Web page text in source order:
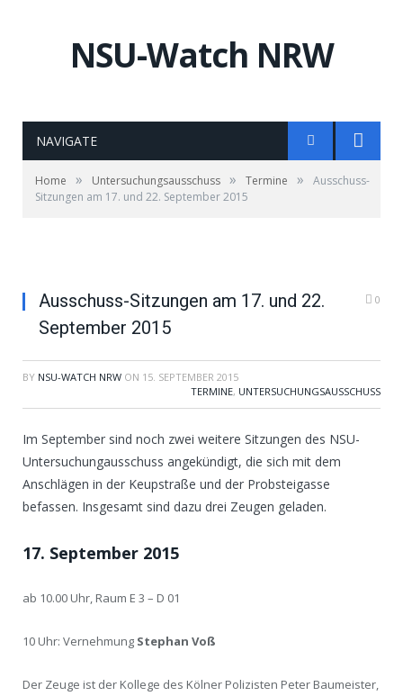
NSU-Watch NRW
NAVIGATE
Home » Untersuchungsausschuss » Termine »
Ausschuss-
Sitzungen am 17. und 22. September 2015
Ausschuss-Sitzungen am 17. und 22.
September 2015
0
BY NSU-WATCH NRW ON 15. SEPTEMBER 2015
TERMINE, UNTERSUCHUNGSAUSSCHUSS
Im September sind noch zwei weitere Sitzungen des NSU-
Untersuchungausschuss angekündigt, die sich mit dem
Anschlägen in der Keupstraße und der Probsteigasse
befassen. Insgesamt sind dazu drei Zeugen geladen.
17. September 2015
ab 10.00 Uhr, Raum E 3 – D 01
10 Uhr: Vernehmung Stephan Voß
Der Zeuge ist der Kollege des Kölner Polizisten Peter Baumeister,